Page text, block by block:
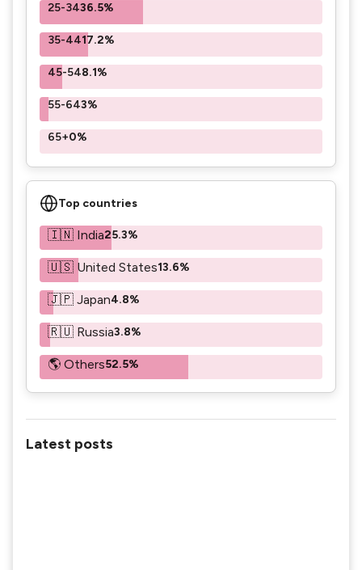
25-3436.5%
35-4417.2%
45-548.1%
55-643%
65+0%
Top countries
🇮🇳 India25.3%
🇺🇸 United States13.6%
🇯🇵 Japan4.8%
🇷🇺 Russia3.8%
🌎 Others52.5%
Latest posts